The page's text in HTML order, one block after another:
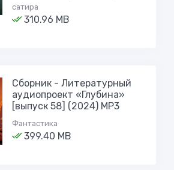
сатира
310.96 MB
Сборник - Литературный
аудиопроект «Глубина»
[выпуск 58] (2024) MP3
Фантастика
399.40 MB